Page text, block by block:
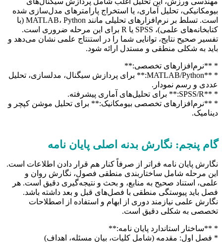
بیومکانیکی، تحلیل آماری، یا استخراج پارامترهای مدل‌سازی شده
است. تسلط بر نرم‌افزارهای تحلیلی مانند MATLAB، Python (با
کتابخانه‌های علمی)، SPSS یا R برای این مرحله ضروری است.
تفسیر صحیح نتایج، توانایی شما را در استنتاج علمی نشان می‌دهد و
باید به شکلی منطقی و مستدل ارائه شود.
* **نرم‌افزارهای تخصصی:**
* **MATLAB/Python:** برای پردازش سیگنال، مدلسازی، تحلیل
عددی و رسم نمودار.
* **SPSS/R:** برای تحلیل‌های آماری پیشرفته.
* **نرم‌افزارهای تخصصی بیومکانیک:** برای تحلیل موشن کپچر و
دینامیک.
گام پنجم: نگارش بدنه اصلی پایان نامه
نگارش پایان نامه فراتر از صرفاً کنار هم قرار دادن اطلاعات است.
این مرحله شامل ساختاربندی منطقی فصول، نگارش روان و
علمی، استناد صحیح به منابع، و بحث و نتیجه‌گیری دقیق است. هر
فصل باید پیوستگی منطقی با فصل‌های قبل و بعد داشته باشد.
نگارش علمی نیازمند دوری از ابهام و استفاده از اصطلاحات
تخصصی به شکلی دقیق است.
* **ساختار استاندارد پایان نامه:**
* فصل اول: مقدمه (شامل کلیات، بیان مسئله، اهداف)